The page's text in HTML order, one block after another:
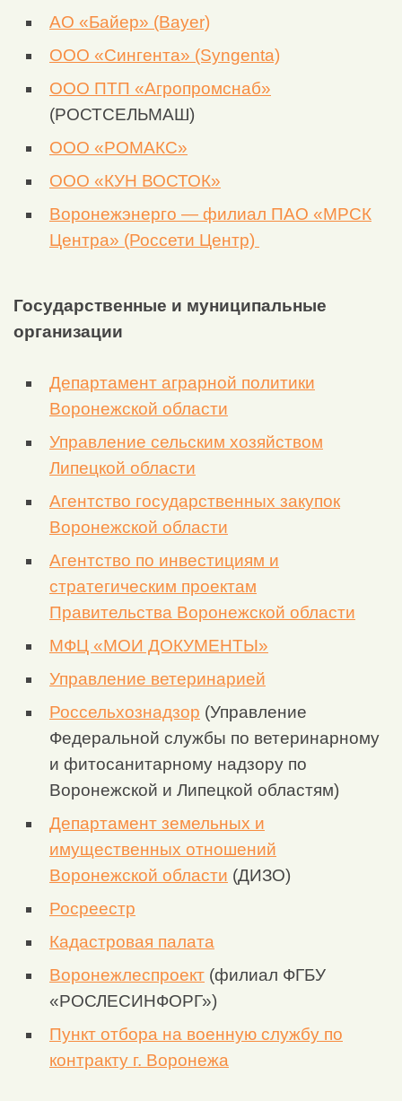
АО «Байер» (Bayer)
ООО «Сингента» (Syngenta)
ООО ПТП «Агропромснаб»
(РОСТСЕЛЬМАШ)
ООО «РОМАКС»
ООО «КУН ВОСТОК»
Воронежэнерго — филиал ПАО «МРСК
Центра» (Россети Центр)
Государственные и муниципальные
организации
Департамент аграрной политики
Воронежской области
Управление сельским хозяйством
Липецкой области
Агентство государственных закупок
Воронежской области
Агентство по инвестициям и
стратегическим проектам
Правительства Воронежской области
МФЦ «МОИ ДОКУМЕНТЫ»
Управление ветеринарией
Россельхознадзор (Управление
Федеральной службы по ветеринарному
и фитосанитарному надзору по
Воронежской и Липецкой областям)
Департамент земельных и
имущественных отношений
Воронежской области (ДИЗО)
Росреестр
Кадастровая палата
Воронежлеспроект (филиал ФГБУ
«РОСЛЕСИНФОРГ»)
Пункт отбора на военную службу по
контракту г. Воронежа